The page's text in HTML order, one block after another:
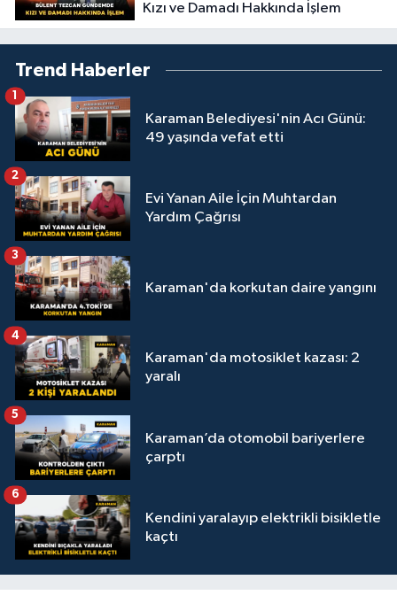
Kızı ve Damadı Hakkında İşlem
Trend Haberler
Karaman Belediyesi'nin Acı Günü:
49 yaşında vefat etti
1
Evi Yanan Aile İçin Muhtardan
Yardım Çağrısı
2
Karaman'da korkutan daire yangını
3
Karaman'da motosiklet kazası: 2
yaralı
4
Karaman’da otomobil bariyerlere
çarptı
5
Kendini yaralayıp elektrikli bisikletle
kaçtı
6